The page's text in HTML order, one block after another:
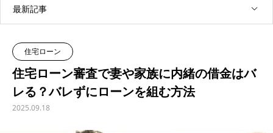
最新記事
住宅ローン
住宅ローン審査で妻や家族に内緒の借金はバ
レる？バレずにローンを組む方法
2025.09.18